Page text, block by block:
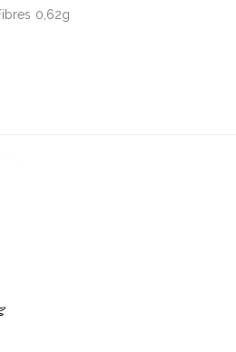
0,62g